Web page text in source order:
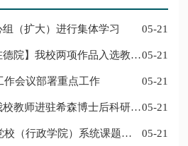
（扩大）进行集体学习 05-21
05-21
作会议部署重点工作 05-21
05-21
05-21